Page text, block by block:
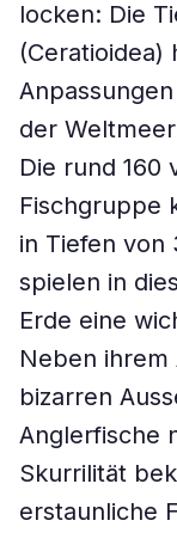
locken: Die
(Ceratioidea)
der
Die rund 160
Fischgruppe
in Tiefen von
spielen in
Erde eine
Neben ihrem
bizarren
Anglerfische
Skurrilität
erstaunliche